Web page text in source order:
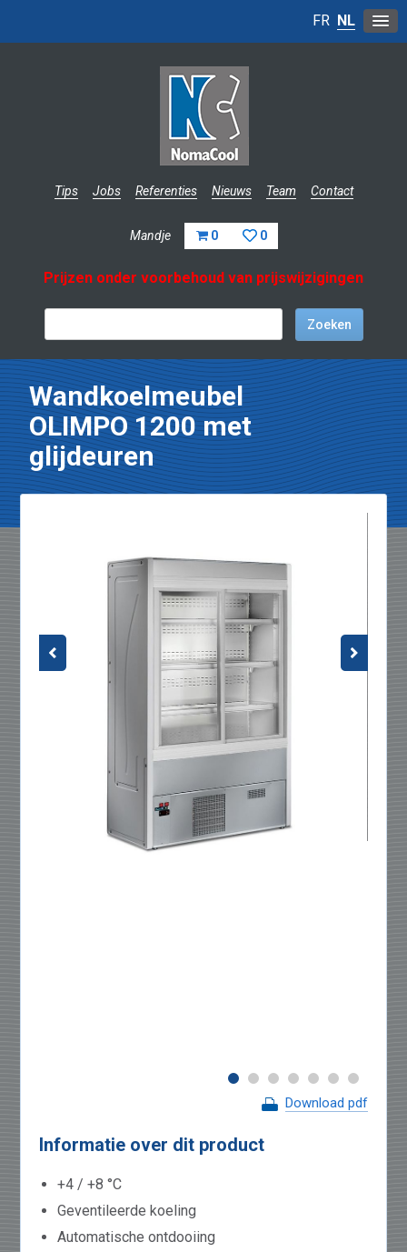
Tips Jobs Referenties Nieuws Team Contact
Mandje 0 0
FR NL
Prijzen onder voorbehoud van prijswijzigingen
Wandkoelmeubel
OLIMPO 1200 met
glijdeuren
Download pdf
Informatie over dit product
+4 / +8 °C
Geventileerde koeling
Automatische ontdooiing